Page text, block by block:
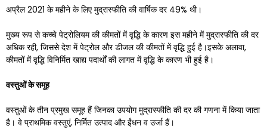
अप्रैल 2021 के महीने के लिए मुद्रास्फीति की वार्षिक दर 49% थी।
मुख्य रूप से कच्चे पेट्रोलियम की कीमतों में वृद्धि के कारण इस महीने में मुद्रास्फीति की दर
अधिक रही, जिससे देश में पेट्रोल और डीजल की कीमतों में वृद्धि हुई है।इसके अलावा,
कीमतों में वृद्धि विनिर्मित खाद्य पदार्थों की लागत में वृद्धि के कारण भी हुई है।
वस्तुओं के समूह
वस्तुओं के तीन प्रमुख समूह हैं जिनका उपयोग मुद्रास्फीति की दर की गणना में किया जाता
है। वे प्राथमिक वस्तुएं, निर्मित उत्पाद और ईंधन व उर्जा हैं।